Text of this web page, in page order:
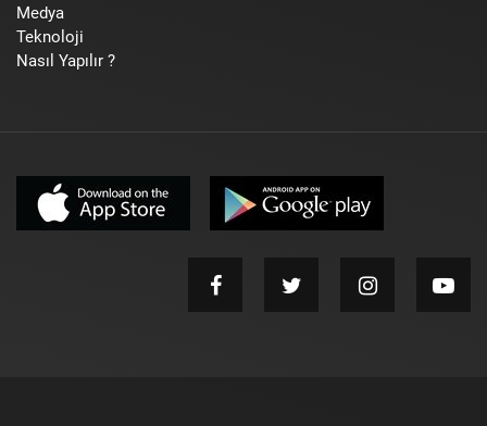
Medya
Teknoloji
Nasıl Yapılır ?